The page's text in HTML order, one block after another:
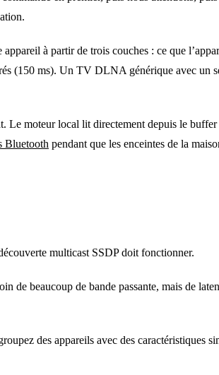
à partir de trois couches : ce que
(150 ms). Un TV DLNA générique avec un
Le moteur local lit directement depuis le
Bluetooth pendant que les enceintes de la
multicast SSDP doit fonctionner.
de beaucoup de bande passante, mais de
des appareils avec des